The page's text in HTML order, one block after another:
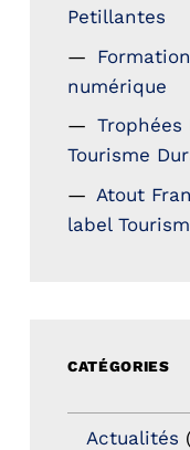
Petillantes
numérique
Tourisme
Atout
label
CATÉGORIES
Actualités